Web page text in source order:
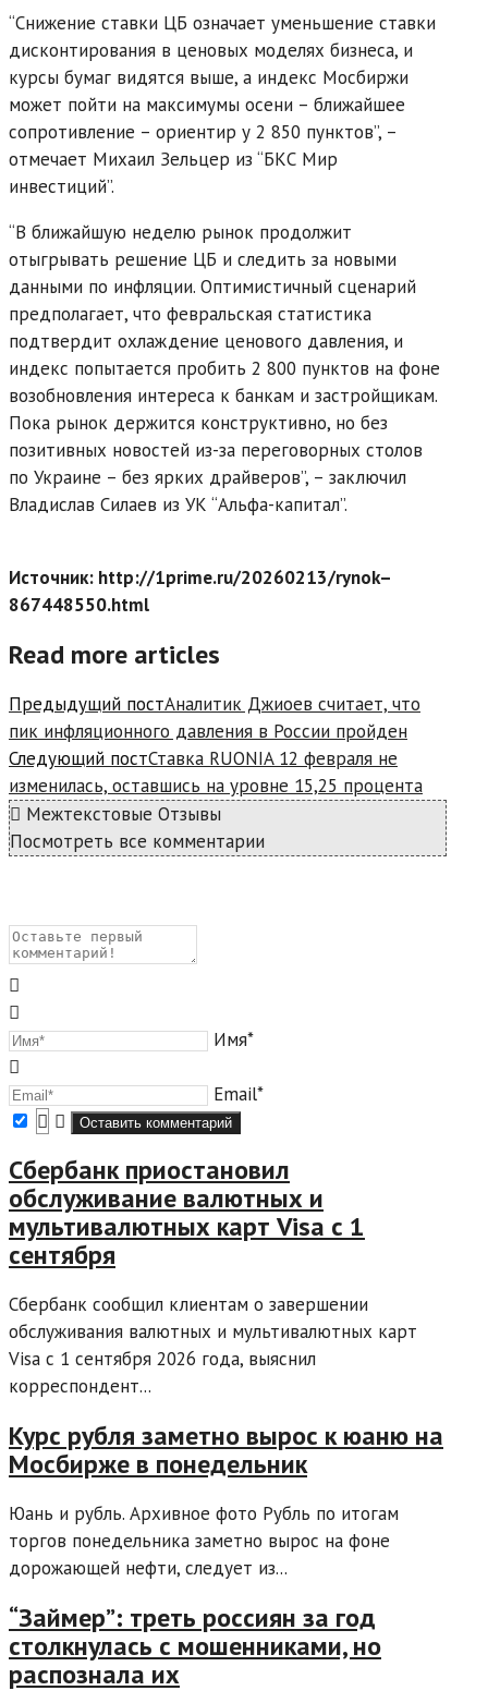
“Снижение ставки ЦБ означает уменьшение ставки
дисконтирования в ценовых моделях бизнеса, и
курсы бумаг видятся выше, а индекс Мосбиржи
может пойти на максимумы осени – ближайшее
сопротивление – ориентир у 2 850 пунктов”, –
отмечает Михаил Зельцер из “БКС Мир
инвестиций”.
“В ближайшую неделю рынок продолжит
отыгрывать решение ЦБ и следить за новыми
данными по инфляции. Оптимистичный сценарий
предполагает, что февральская статистика
подтвердит охлаждение ценового давления, и
индекс попытается пробить 2 800 пунктов на фоне
возобновления интереса к банкам и застройщикам.
Пока рынок держится конструктивно, но без
позитивных новостей из-за переговорных столов
по Украине – без ярких драйверов”, – заключил
Владислав Силаев из УК “Альфа-капитал”.
Источник: http://1prime.ru/20260213/rynok–
867448550.html
Read more articles
Предыдущий постАналитик Джиоев считает, что
пик инфляционного давления в России пройден
Следующий постСтавка RUONIA 12 февраля не
изменилась, оставшись на уровне 15,25 процента
Межтекстовые Отзывы
Посмотреть все комментарии
Имя*
Email*
Сбербанк приостановил
обслуживание валютных и
мультивалютных карт Visa с 1
сентября
Сбербанк сообщил клиентам о завершении
обслуживания валютных и мультивалютных карт
Visa с 1 сентября 2026 года, выяснил
корреспондент...
Курс рубля заметно вырос к юаню на
Мосбирже в понедельник
Юань и рубль. Архивное фото Рубль по итогам
торгов понедельника заметно вырос на фоне
дорожающей нефти, следует из...
“Займер”: треть россиян за год
столкнулась с мошенниками, но
распознала их